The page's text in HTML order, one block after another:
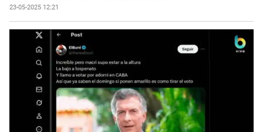
23-05-2025 12:21